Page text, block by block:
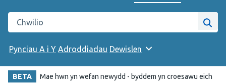
Newid iaith y wefan
Chwilio gwefan Iechyd Cyhoeddus Cymru
Pynciau A i Y Adroddiadau Dewislen
BETA
Mae hwn yn wefan newydd - byddem yn croesawu eich